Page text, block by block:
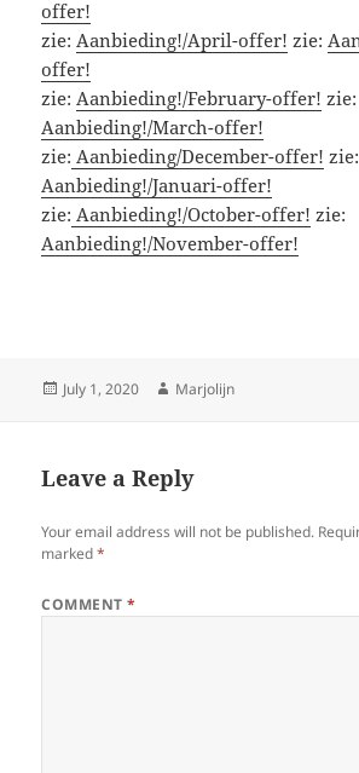
offer!
zie:Aanbieding!/April-offer! zie:
offer!
zie:Aanbieding!/February-offer! zie:
Aanbieding!/March-offer!
zie: Aanbieding/December-offer! zie:
Aanbieding!/Januari-offer!
zie: Aanbieding!/October-offer! zie:
Aanbieding!/November-offer!
Posted
July 1, 2020 Author
Marjolijn
Leave a Reply
Your email address will not be published.
marked*
COMMENT*